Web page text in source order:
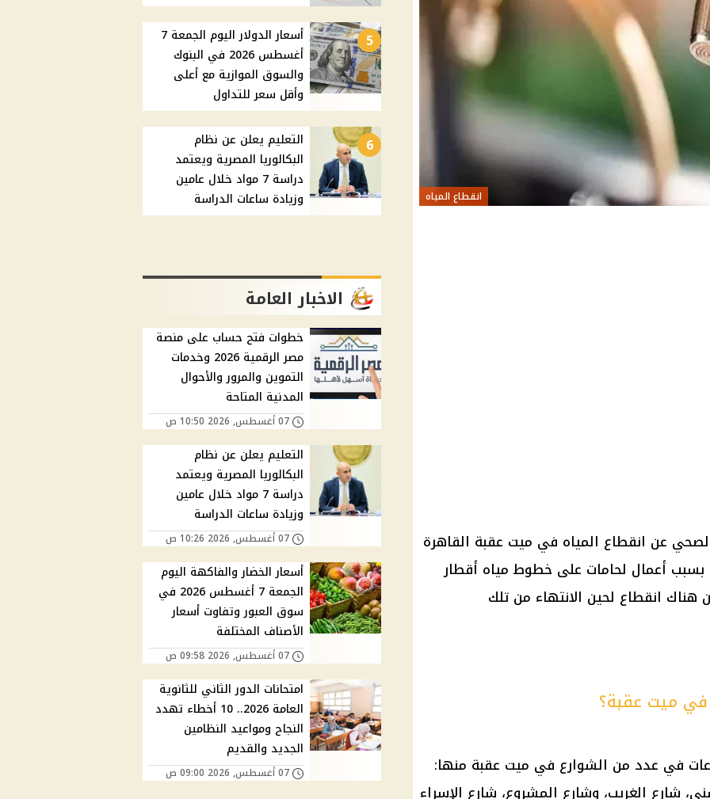
انقطاع المياه
عن انقطاع المياه في ميت عقبة القاهرة
عن 8 ساعات، بسبب أعمال لحامات على خطوط مياه أقطار
سيكون هناك انقطاع لحين الانتهاء من تلك
في ميت عقبة؟
8 ساعات في عدد من الشوارع في ميت عقبة منها:
شارع الغريب، وشارع المشروع، شارع الإسراء
5
أسعار الدولار اليوم الجمعة 7
أغسطس 2026 في البنوك
والسوق الموازية مع أعلى
وأقل سعر للتداول
6
التعليم يعلن عن نظام
البكالوريا المصرية ويعتمد
دراسة 7 مواد خلال عامين
وزيادة ساعات الدراسة
الاخبار العامة
خطوات فتح حساب على منصة
مصر الرقمية 2026 وخدمات
التموين والمرور والأحوال
المدنية المتاحة
07 أغسطس, 2026 10:50 ص
التعليم يعلن عن نظام
البكالوريا المصرية ويعتمد
دراسة 7 مواد خلال عامين
وزيادة ساعات الدراسة
07 أغسطس, 2026 10:26 ص
أسعار الخضار والفاكهة اليوم
الجمعة 7 أغسطس 2026 في
سوق العبور وتفاوت أسعار
الأصناف المختلفة
07 أغسطس, 2026 09:58 ص
امتحانات الدور الثاني للثانوية
العامة 2026.. 10 أخطاء تهدد
النجاح ومواعيد النظامين
الجديد والقديم
07 أغسطس, 2026 09:00 ص